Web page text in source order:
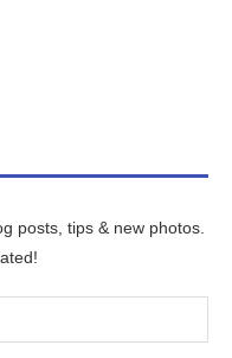
posts, tips & new photos.